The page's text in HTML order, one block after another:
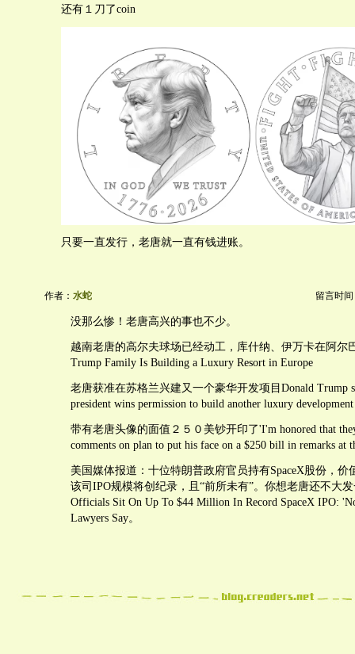
还有１刀了coin
只要一直发行，老唐就一直有钱进账。
作者： 水蛇 留言时间
没那么惨！老唐高兴的事也不少。
越南老唐的高尔夫球场已经动工，库什纳、伊万卡在阿尔
Trump Family Is Building a Luxury Resort in Europe
老唐获准在苏格兰兴建又一个豪华开发项目Donald Trump
president wins permission to build another luxury
带有老唐头像的面值２５０美钞开印了'I'm honored that
comments on plan to put his face on a $250 bill in remarks at
美国媒体报道：十位特朗普政府官员持有SpaceX股份，价
该司IPO规模将创纪录，且“前所未有”。你想老唐还不大
Officials Sit On Up To $44 Million In Record SpaceX IPO:
Lawyers Say。